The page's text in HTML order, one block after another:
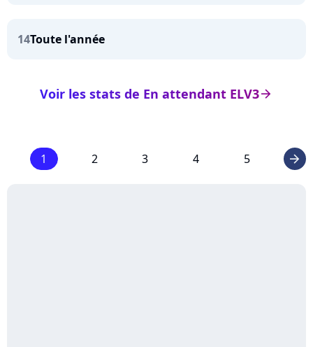
14Toute l'année
arrow_right
Voir les stats de En attendant ELV3
1 2 3 4 5 arrow_right